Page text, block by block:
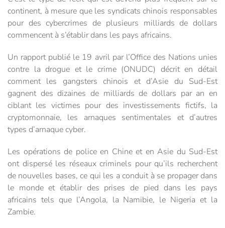
continent, à mesure que les syndicats chinois responsables
pour des cybercrimes de plusieurs milliards de dollars
commencent à s’établir dans les pays africains.
Un rapport publié le 19 avril par l’Office des Nations unies
contre la drogue et le crime (ONUDC) décrit en détail
comment les gangsters chinois et d’Asie du Sud-Est
gagnent des dizaines de milliards de dollars par an en
ciblant les victimes pour des investissements fictifs, la
cryptomonnaie, les arnaques sentimentales et d’autres
types d’arnaque cyber.
Les opérations de police en Chine et en Asie du Sud-Est
ont dispersé les réseaux criminels pour qu’ils recherchent
de nouvelles bases, ce qui les a conduit à se propager dans
le monde et établir des prises de pied dans les pays
africains tels que l’Angola, la Namibie, le Nigeria et la
Zambie.